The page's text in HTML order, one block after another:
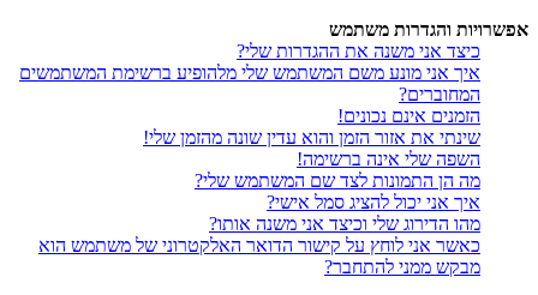
אפשרויות והגדרות משתמש
כיצד אני משנה את ההגדרות שלי?
איך אני מונע משם המשתמש שלי מלהופיע ברשימת המשתמשים
המחוברים?
הזמנים אינם נכונים!
שינתי את אזור הזמן והוא עדין שונה מהזמן שלי!
השפה שלי אינה ברשימה!
מה הן התמונות לצד שם המשתמש שלי?
איך אני יכול להציג סמל אישי?
מהו הדירוג שלי וכיצד אני משנה אותו?
כאשר אני לוחץ על קישור הדואר האלקטרוני של משתמש הוא
מבקש ממני להתחבר?